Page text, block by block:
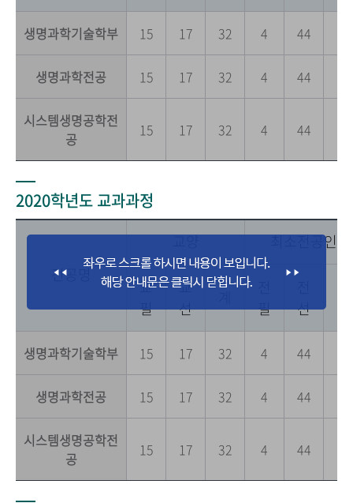
생명과학기술학부 15 17 32 4 44
생명과학전공 15 17 32 4 44
시스템생명공학전
공
15 17 32 4 44
2020학년도 교과과정
전공명
교양 최소전공인
교
필
교
선
필
선
생명과학기술학부 15 17 32 4 44
생명과학전공 15 17 32 4 44
시스템생명공학전
공
15 17 32 4 44